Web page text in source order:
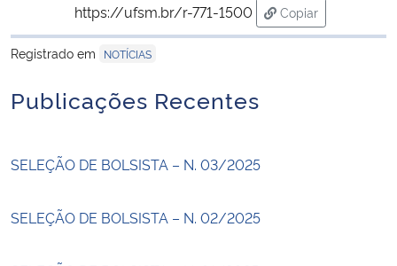
https://ufsm.br/r-771-1500
Copiar
para área de
Registrado em
NOTÍCIAS
Publicações Recentes
SELEÇÃO DE BOLSISTA – N. 03/2025
SELEÇÃO DE BOLSISTA – N. 02/2025